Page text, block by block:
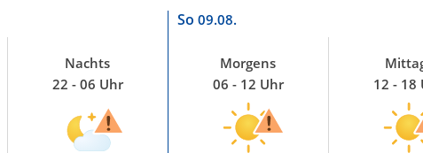
So 09.08.
Nachts
22 - 06 Uhr
Morgens
06 - 12 Uhr
12 - 18